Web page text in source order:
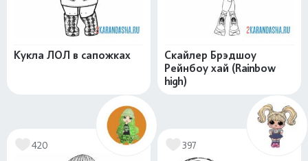
Кукла ЛОЛ в сапожках
Скайлер Брэдшоу
Рейнбоу хай (Rainbow
high)
420 397